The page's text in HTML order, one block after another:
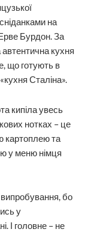
на
Бурдон. За
кухня
що готують в
Сталіна».
кипіла увесь
нотках – це
картоплею та
у меню німця
бо
у
І головне – не